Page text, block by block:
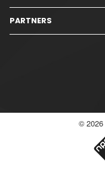
PARTNERS
© 2026